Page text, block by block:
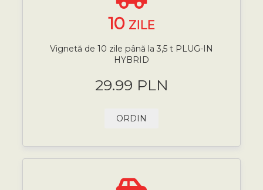
10 ZILE
Vignetă de 10 zile până la 3,5 t PLUG-IN
HYBRID
29.99 PLN
ORDIN